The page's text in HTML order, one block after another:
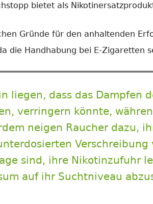
bietet als
Gründe für den anhaltenden
die Handhabung bei E-Zigaretten
liegen, dass das Dampfen
verringern könnte,
neigen Raucher dazu,
sind, ihre Nikotinzufuhr
auf ihr Suchtniveau